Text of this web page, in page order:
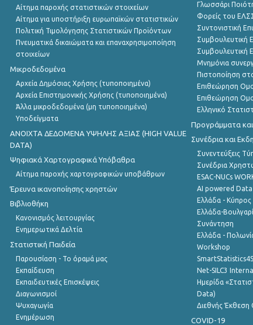
Αίτημα παροχής στατιστικών στοιχείων
Αίτημα για υποστήριξη ευρωπαϊκών στατιστικών
Πολιτική Τιμολόγησης Στατιστικών Προϊόντων
Πνευματικά δικαιώματα και επαναχρησιμοποίηση
στοιχείων
Μικροδεδομένα
Αρχεία Δημόσιας Χρήσης (τυποποιημένα)
Αρχεία Επιστημονικής Χρήσης (τυποποιημένα)
Άλλα μικροδεδομένα (μη τυποποιημένα)
Υποδείγματα
ANOIXTA ΔΕΔΟΜΕΝΑ ΥΨΗΛΗΣ ΑΞΙΑΣ (HIGH VALUE
DATA)
Ψηφιακά Χαρτογραφικά Υπόβαθρα
Αίτημα παροχής χαρτογραφικών υποβάθρων
Έρευνα ικανοποίησης χρηστών
Βιβλιοθήκη
Κανονισμός λειτουργίας
Ενημερωτικά Δελτία
Στατιστική Παιδεία
Παρουσίαση - Το όραμά μας
Εκπαίδευση
Εκπαιδευτικές Επισκέψεις
Διαγωνισμοί
Ψυχαγωγία
Ενημέρωση
Γλωσσάρι
Φορείς του
Συντονιστική
Συμβουλευτική
Συμβουλευτική
Μνημόνια
Πιστοποίηση
Επιθεώρηση
Επιθεώρηση
Ελληνικό
Προγράμματα και
Συνέδρια και
Συνεντεύξεις
Συνέδρια
ESAC-NUCs
AI powered
Ελλάδα - Κύπρος
Ελλάδα-
Συνάντηση
Ελλάδα -
Workshop
Net-SILC3
Ημερίδα
Data)
Διεθνής Έκθεση
COVID-19